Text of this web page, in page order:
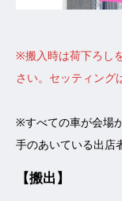
※搬入時は荷下ろし
さい。 セッティング
※すべての車が会場
手のあいている出店
【搬出】